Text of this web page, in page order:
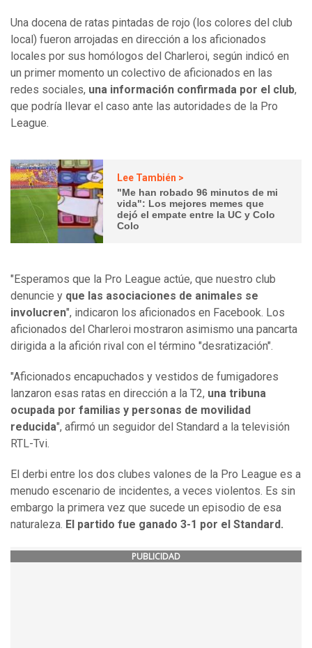
Una docena de ratas pintadas de rojo (los colores del club
local) fueron arrojadas en dirección a los aficionados
locales por sus homólogos del Charleroi, según indicó en
un primer momento un colectivo de aficionados en las
redes sociales, una información confirmada por el club,
que podría llevar el caso ante las autoridades de la Pro
League.
Lee También >
"Me han robado 96 minutos de mi
vida": Los mejores memes que
dejó el empate entre la UC y Colo
Colo
"Esperamos que la Pro League actúe, que nuestro club
denuncie y que las asociaciones de animales se
involucren", indicaron los aficionados en Facebook. Los
aficionados del Charleroi mostraron asimismo una pancarta
dirigida a la afición rival con el término "desratización".
"Aficionados encapuchados y vestidos de fumigadores
lanzaron esas ratas en dirección a la T2, una tribuna
ocupada por familias y personas de movilidad
reducida", afirmó un seguidor del Standard a la televisión
RTL-Tvi.
El derbi entre los dos clubes valones de la Pro League es a
menudo escenario de incidentes, a veces violentos. Es sin
embargo la primera vez que sucede un episodio de esa
naturaleza. El partido fue ganado 3-1 por el Standard.
PUBLICIDAD